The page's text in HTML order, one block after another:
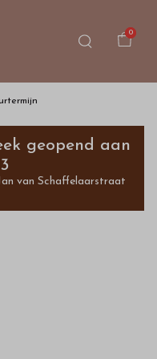
0
geopend aan
van Schaffelaarstraat